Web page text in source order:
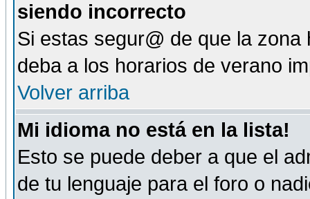
siendo incorrecto
Si estas segur@ de que la
deba a los horarios de verano
Volver arriba
Mi idioma no está en la lista!
Esto se puede deber a que el
de tu lenguaje para el foro o